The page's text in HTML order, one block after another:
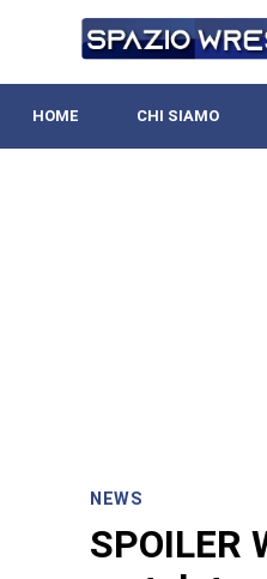
HOME CHI SIAMO
NEWS
SPOILER